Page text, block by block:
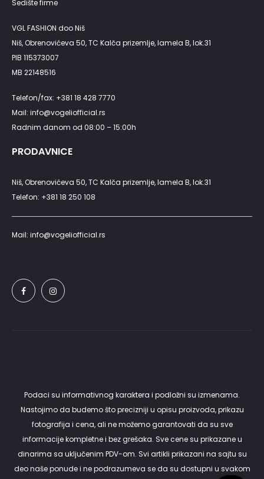
Sedište firme
VGL FASHION doo Niš
Niš, Obrenovićeva 50, TC Kalča prizemlje, lamela B, lok.31
PIB 115373007
MB 22148516
Telefon/fax: +381 18 428 7770
Mail: info@vogeliofficial.rs
Radnim danom od 08:00 – 15:00h
PRODAVNICE
Niš, Obrenovićeva 50, TC Kalča prizemlje, lamela B, lok.31
Telefon: +381 18 250 108
Mail: info@vogeliofficial.rs
Podaci su informativnog karaktera i podložni su izmenama.
Nastojimo da budemo što precizniji u opisu proizvoda, prikazu
fotografija i cena, ali ne možemo garantovati da su sve
informacije kompletne i bez grešaka. Sve cene su prikazane u
dinarima sa uključenim PDV-om. Svi artikli prikazani na sajtu su
deo naše ponude i ne podrazumeva se da su dostupni u svakom